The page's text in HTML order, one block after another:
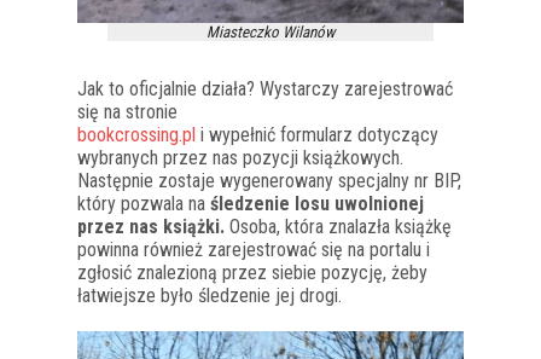
Miasteczko Wilanów
Jak to oficjalnie działa? Wystarczy zarejestrować
się na stronie
bookcrossing.pl i wypełnić formularz dotyczący
wybranych przez nas pozycji książkowych.
Następnie zostaje wygenerowany specjalny nr BIP,
który pozwala na śledzenie losu uwolnionej
przez nas książki. Osoba, która znalazła książkę
powinna również zarejestrować się na portalu i
zgłosić znalezioną przez siebie pozycję, żeby
łatwiejsze było śledzenie jej drogi.